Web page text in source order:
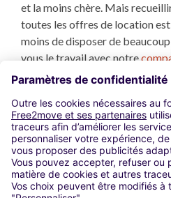
et la moins chère. Mais
toutes les offres de location
moins de disposer de
vous le travail avec notre
utilitaire. Nous analysons et
et en quelques secondes vous
les plus avantageuses.
Utilisation de cookies
Mentions Légales